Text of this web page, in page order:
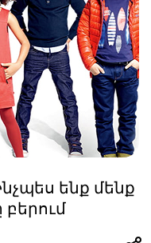
ենք մենք
բերում